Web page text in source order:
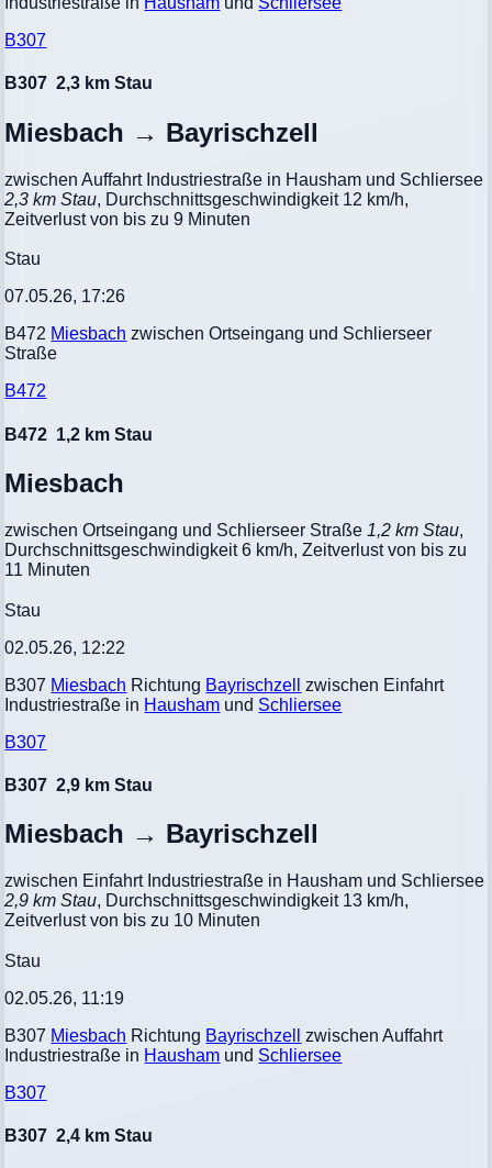
B307
B307 2,3 km Stau
Miesbach → Bayrischzell
zwischen Auffahrt Industriestraße in Hausham und Schliersee
2,3 km Stau, Durchschnittsgeschwindigkeit 12 km/h,
Zeitverlust von bis zu 9 Minuten
Stau
07.05.26, 17:26
B472 Miesbach zwischen Ortseingang und Schlierseer
Straße
B472
B472 1,2 km Stau
Miesbach
zwischen Ortseingang und Schlierseer Straße 1,2 km Stau,
Durchschnittsgeschwindigkeit 6 km/h, Zeitverlust von bis zu
11 Minuten
Stau
02.05.26, 12:22
B307 Miesbach Richtung Bayrischzell
zwischen Einfahrt
Industriestraße in Hausham und Schliersee
B307
B307 2,9 km Stau
Miesbach → Bayrischzell
zwischen Einfahrt Industriestraße in Hausham und Schliersee
2,9 km Stau, Durchschnittsgeschwindigkeit 13 km/h,
Zeitverlust von bis zu 10 Minuten
Stau
02.05.26, 11:19
B307 Miesbach Richtung Bayrischzell
zwischen Auffahrt
Industriestraße in Hausham und Schliersee
B307
B307 2,4 km Stau